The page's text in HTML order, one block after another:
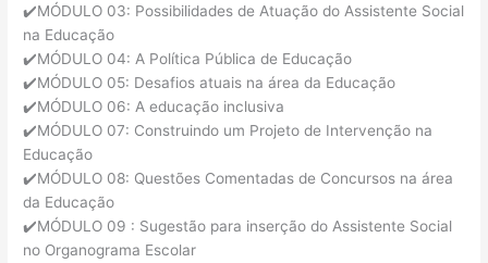
✔️MÓDULO 03: Possibilidades de Atuação do Assistente Social
na Educação
✔️MÓDULO 04: A Política Pública de Educação
✔️MÓDULO 05: Desafios atuais na área da Educação
✔️MÓDULO 06: A educação inclusiva
✔️MÓDULO 07: Construindo um Projeto de Intervenção na
Educação
✔️MÓDULO 08: Questões Comentadas de Concursos na área
da Educação
✔️MÓDULO 09 : Sugestão para inserção do Assistente Social
no Organograma Escolar